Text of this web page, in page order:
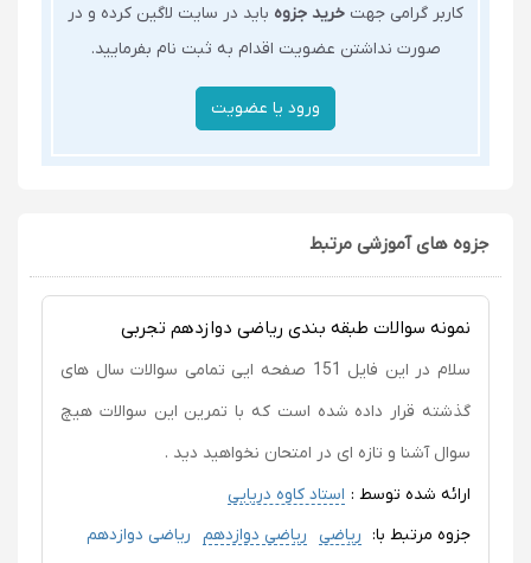
کاربر گرامی جهت خرید جزوه باید در سایت لاگین کرده و در
صورت نداشتن عضویت اقدام به ثبت نام بفرمایید.
جزوه های آموزشی مرتبط
نمونه سوالات طبقه بندی ریاضی دوازدهم تجربی
سلام در این فایل 151 صفحه ایی تمامی سوالات سال های
گذشته قرار داده شده است که با تمرین این سوالات هیچ
سوال آشنا و تازه ای در امتحان نخواهید دید .
ارائه شده توسط : استاد کاوه دریایی
جزوه مرتبط با: ریاضی ریاضی دوازدهم ریاضی دوازدهم